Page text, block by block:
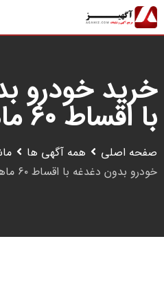
پرش
به
خرید خودرو
با اقساط ۶۰ ماهه
صفحه اصلی همه آگهی ها
خودرو بدون دغدغه با اقساط ۶۰ ماهه